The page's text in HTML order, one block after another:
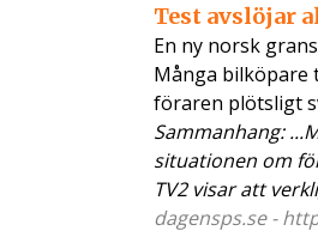
Test avslöjar
En ny norsk
Många bilköpare
föraren plötsligt
Sammanhang:
situationen om
TV2 visar att
dagensps.se -